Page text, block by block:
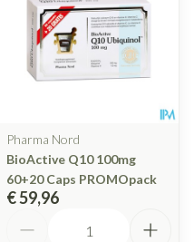
Pharma Nord
BioActive Q10 100mg
60+20 Caps PROMOpack
€ 59,96